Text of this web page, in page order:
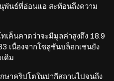
พันธ์ที่อ่อนแอ สะท้อนถึงความ
เค็นคาดว่าจะมีมูลค่าสูงถึง 18.9
เนื่องจากโซลูชันบล็อกเชนยัง
ดิม
ษาคริปโตในปากีสถานไปจนถึง